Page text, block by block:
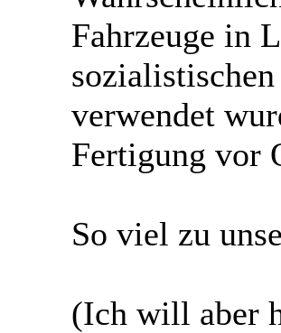
Fahrzeuge in
verwendet
Fertigung vor
So viel zu
(Ich will aber